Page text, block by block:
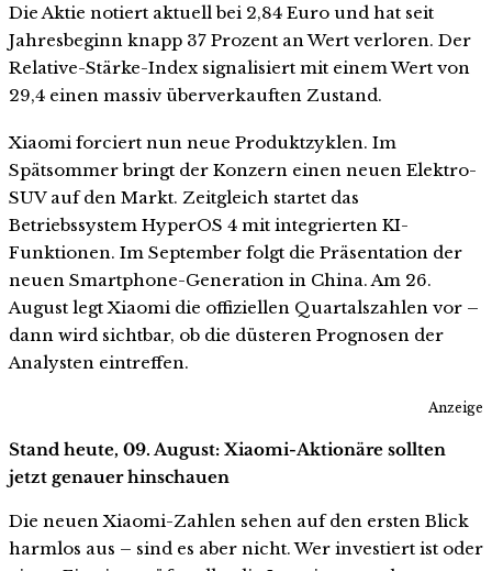
Die Aktie notiert aktuell bei 2,84 Euro und hat seit
Jahresbeginn knapp 37 Prozent an Wert verloren. Der
Relative-Stärke-Index signalisiert mit einem Wert von
29,4 einen massiv überverkauften Zustand.
Xiaomi forciert nun neue Produktzyklen. Im
Spätsommer bringt der Konzern einen neuen Elektro-
SUV auf den Markt. Zeitgleich startet das
Betriebssystem HyperOS 4 mit integrierten KI-
Funktionen. Im September folgt die Präsentation der
neuen Smartphone-Generation in China. Am 26.
August legt Xiaomi die offiziellen Quartalszahlen vor –
dann wird sichtbar, ob die düsteren Prognosen der
Analysten eintreffen.
Anzeige
Stand heute, 09. August: Xiaomi-Aktionäre sollten
jetzt genauer hinschauen
Die neuen Xiaomi-Zahlen sehen auf den ersten Blick
harmlos aus – sind es aber nicht. Wer investiert ist oder